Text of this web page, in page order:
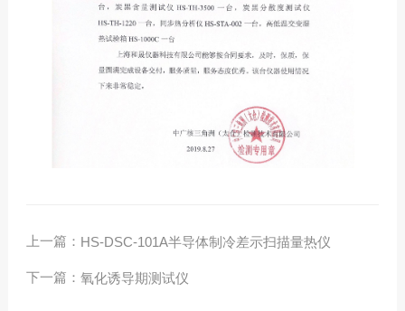
上一篇： HS-DSC-101A半导体制冷差示扫描量热仪
下一篇： 氧化诱导期测试仪